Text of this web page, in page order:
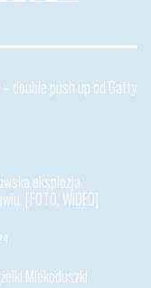
double push up od Gatty
eksplozja
[FOTO, WIDEO]
Mlekoduszki